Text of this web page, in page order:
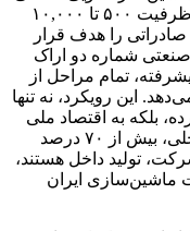
در ایران است، بلکه با ۱۲ مدل مختلف از ظرفیت ۵۰۰ تا ۱۰,۰۰۰
را هدف قرار
شماره دو اراک
تمام مراحل از
این رویکرد، نه تنها
۱۰۰ نفر ایجاد کرده، بلکه به اقتصاد ملی
نیز کمک شایانی کرده است. طبق آمار داخلی، بیش از ۷۰ درصد
تولید داخل هستند،
ماشین‌سازی ایران